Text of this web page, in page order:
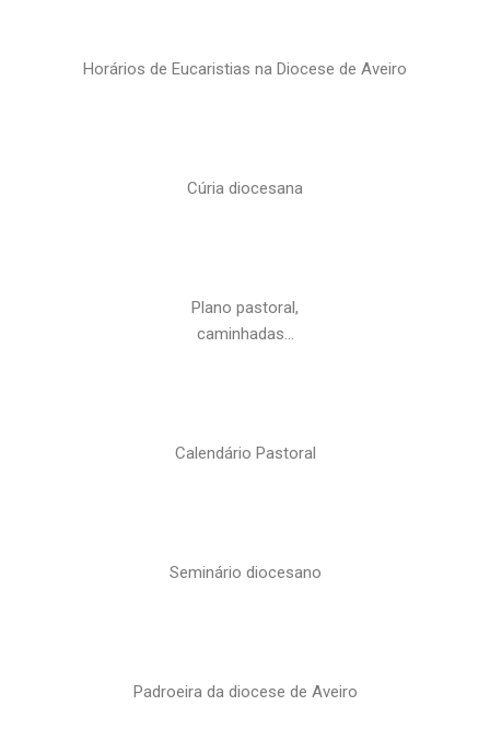
Horários de Eucaristias na Diocese de Aveiro
Cúria diocesana
Plano pastoral,
caminhadas…
Calendário Pastoral
Seminário diocesano
Padroeira da diocese de Aveiro